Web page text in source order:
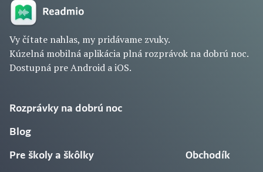
Vy čítate nahlas, my pridávame zvuky.
Kúzelná mobilná aplikácia plná rozprávok na dobrú noc.
Dostupná pre Android a iOS.
Rozprávky na dobrú noc
Blog
Pre školy a škôlky Obchodík